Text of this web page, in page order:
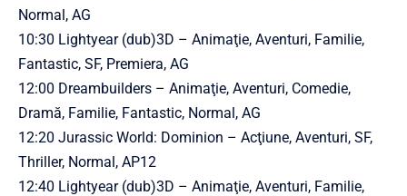
Normal, AG
10:30 Lightyear (dub)3D – Animaţie, Aventuri, Familie,
Fantastic, SF, Premiera, AG
12:00 Dreambuilders – Animaţie, Aventuri, Comedie,
Dramă, Familie, Fantastic, Normal, AG
12:20 Jurassic World: Dominion – Acţiune, Aventuri, SF,
Thriller, Normal, AP12
12:40 Lightyear (dub)3D – Animaţie, Aventuri, Familie,